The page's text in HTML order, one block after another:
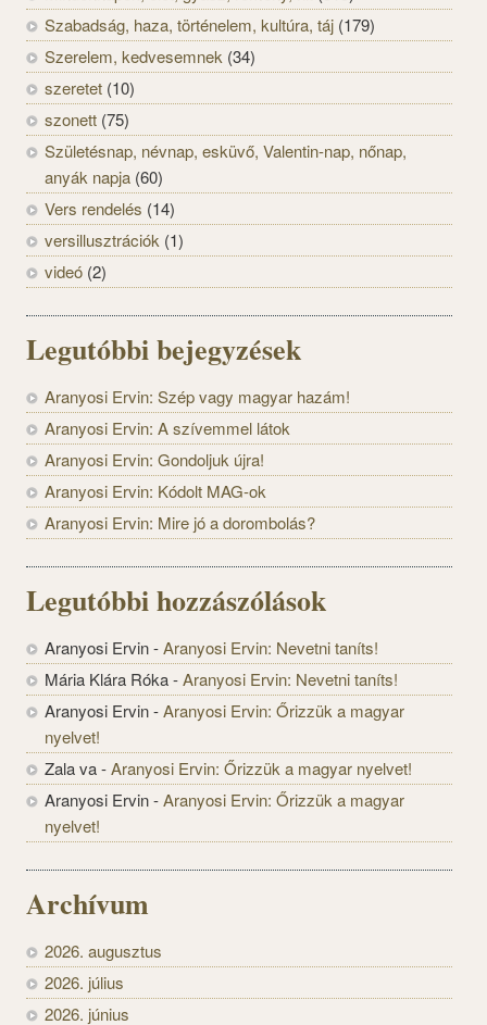
Szabadság, haza, történelem, kultúra, táj (179)
Szerelem, kedvesemnek (34)
szeretet (10)
szonett (75)
Születésnap, névnap, esküvő, Valentin-nap, nőnap,
anyák napja (60)
Vers rendelés (14)
versillusztrációk (1)
videó (2)
Legutóbbi bejegyzések
Aranyosi Ervin: Szép vagy magyar hazám!
Aranyosi Ervin: A szívemmel látok
Aranyosi Ervin: Gondoljuk újra!
Aranyosi Ervin: Kódolt MAG-ok
Aranyosi Ervin: Mire jó a dorombolás?
Legutóbbi hozzászólások
Aranyosi Ervin-Aranyosi Ervin: Nevetni taníts!
Mária Klára Róka-Aranyosi Ervin: Nevetni taníts!
Aranyosi Ervin-Aranyosi Ervin: Őrizzük a magyar
nyelvet!
Zala va-Aranyosi Ervin: Őrizzük a magyar nyelvet!
Aranyosi Ervin-Aranyosi Ervin: Őrizzük a magyar
nyelvet!
Archívum
2026. augusztus
2026. július
2026. június